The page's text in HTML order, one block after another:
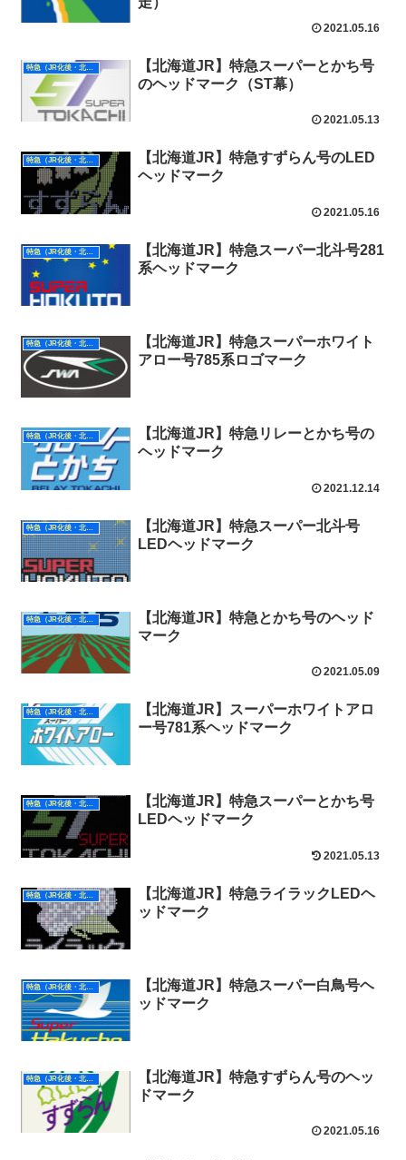
2021.05.16
特急（JR化後・北海道）
【北海道JR】特急スーパーとかち号
のヘッドマーク（ST幕）
2021.05.13
【北海道JR】特急すずらん号のLED
ヘッドマーク
2021.05.16
特急（JR化後・北海道）
【北海道JR】特急スーパー北斗号281
系ヘッドマーク
特急（JR化後・北海道）
【北海道JR】特急スーパーホワイト
アロー号785系ロゴマーク
【北海道JR】特急リレーとかち号の
ヘッドマーク
2021.12.14
特急（JR化後・北海道）
【北海道JR】特急スーパー北斗号
LEDヘッドマーク
特急（JR化後・北海道）
【北海道JR】特急とかち号のヘッド
マーク
2021.05.09
【北海道JR】スーパーホワイトアロ
ー号781系ヘッドマーク
特急（JR化後・北海道）
【北海道JR】特急スーパーとかち号
LEDヘッドマーク
2021.05.13
特急（JR化後・北海道）
【北海道JR】特急ライラックLEDヘ
ッドマーク
特急（JR化後・北海道）
【北海道JR】特急スーパー白鳥号ヘ
ッドマーク
特急（JR化後・北海道）
【北海道JR】特急すずらん号のヘッ
ドマーク
2021.05.16